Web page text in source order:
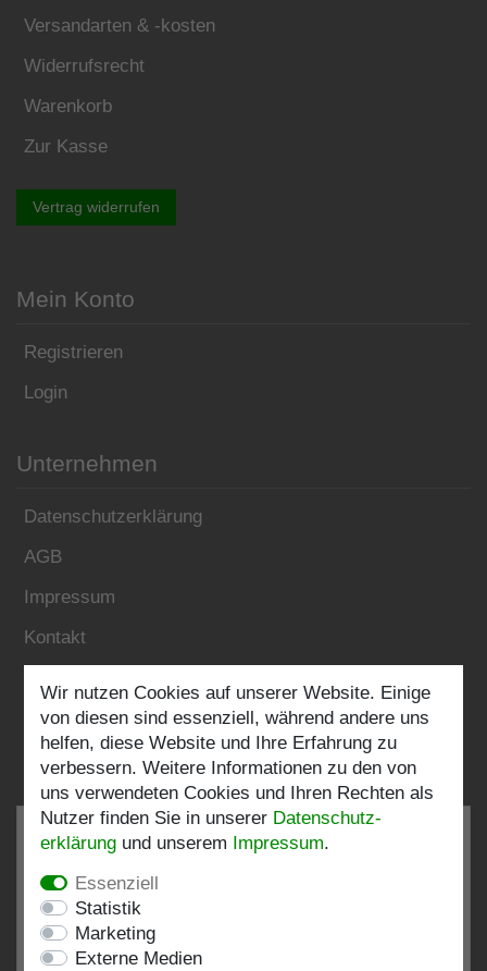
Versandarten & -kosten
Widerrufsrecht
Warenkorb
Zur Kasse
Vertrag widerrufen
Mein Konto
Registrieren
Login
Unternehmen
Datenschutzerklärung
AGB
Impressum
Kontakt
Folgen Sie uns:
bei: shopvote.de, Amazon
Wir nutzen Cookies auf unserer Website. Einige
von diesen sind essenziell, während andere uns
helfen, diese Website und Ihre Erfahrung zu
verbessern. Weitere Informationen zu den von
uns verwendeten Cookies und Ihren Rechten als
Nutzer finden Sie in unserer Daten­schutz­
erklärung und unserem Impressum.
Essenziell
Statistik
Marketing
Externe Medien